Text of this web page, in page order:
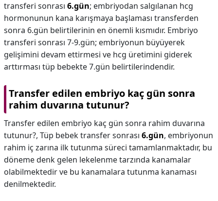
transferi sonrası 6.gün; embriyodan salgılanan hcg
hormonunun kana karışmaya başlaması transferden
sonra 6.gün belirtilerinin en önemli kısmıdır. Embriyo
transferi sonrası 7-9.gün; embriyonun büyüyerek
gelişimini devam ettirmesi ve hcg üretimini giderek
arttırması tüp bebekte 7.gün belirtilerindendir.
Transfer edilen embriyo kaç gün sonra
rahim duvarına tutunur?
Transfer edilen embriyo kaç gün sonra rahim duvarına
tutunur?, Tüp bebek transfer sonrası 6.gün, embriyonun
rahim iç zarına ilk tutunma süreci tamamlanmaktadır, bu
döneme denk gelen lekelenme tarzında kanamalar
olabilmektedir ve bu kanamalara tutunma kanaması
denilmektedir.